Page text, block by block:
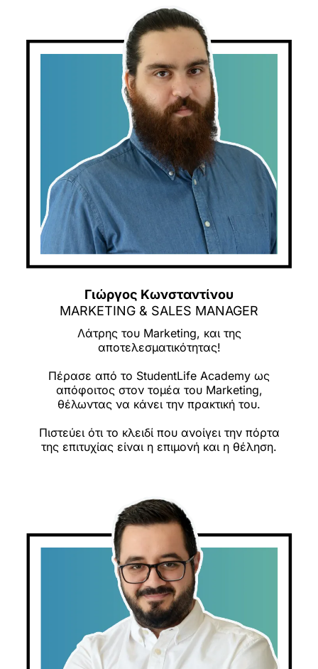
Γιώργος Κωνσταντίνου
MARKETING & SALES MANAGER
Λάτρης του Marketing, και της
αποτελεσματικότητας!
Πέρασε από το StudentLife Academy ως
απόφοιτος στον τομέα του Marketing,
θέλωντας να κάνει την πρακτική του.
Πιστεύει ότι το κλειδί που ανοίγει την πόρτα
της επιτυχίας είναι η επιμονή και η θέληση.